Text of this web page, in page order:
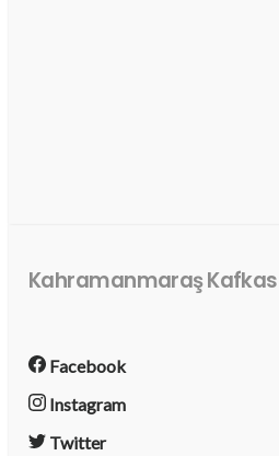
Kahramanmaraş Kafkas
Facebook
Instagram
Twitter